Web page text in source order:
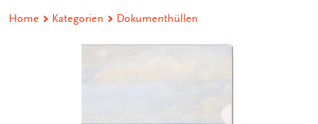
Home Kategorien Dokumenthüllen